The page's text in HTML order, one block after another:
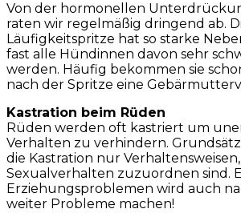
Von der hormonellen
raten wir regelmäßig dringend ab.
Läufigkeitspritze hat so starke
fast alle Hündinnen davon sehr
werden. Häufig bekommen sie
nach der Spritze eine
Kastration beim Rüden
Rüden werden oft kastriert um
Verhalten zu verhindern.
die Kastration nur
Sexualverhalten zuzuordnen sind.
Erziehungsproblemen wird auch
weiter Probleme machen!